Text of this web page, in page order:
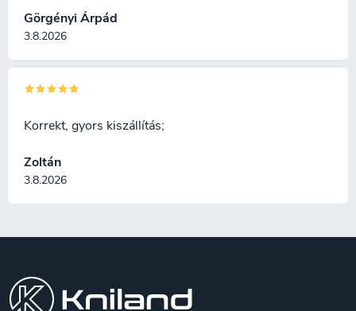
Görgényi Árpád
3.8.2026
Zoltán
3.8.2026
Korrekt, gyors kiszállítás;